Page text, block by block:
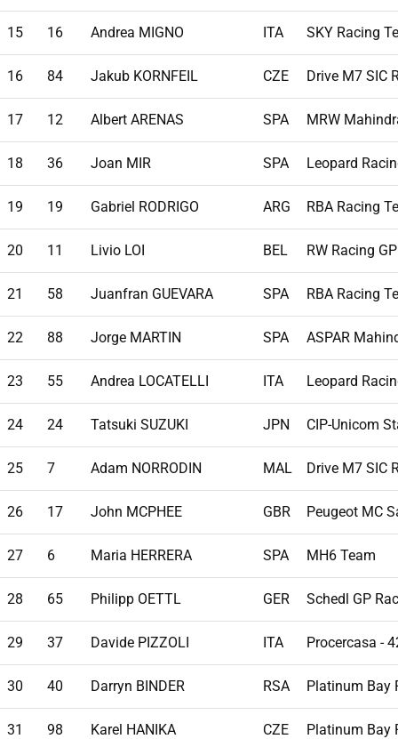
15 16 Andrea MIGNO ITA SKY Racing
16 84 Jakub KORNFEIL CZE Drive M7 SIC
17 12 Albert ARENAS SPA MRW
18 36 Joan MIR SPA Leopard
19 19 Gabriel RODRIGO ARG RBA Racing
20 11 Livio LOI BEL RW Racing
21 58 Juanfran GUEVARA SPA RBA Racing
22 88 Jorge MARTIN SPA ASPAR
23 55 Andrea LOCATELLI ITA Leopard
24 24 Tatsuki SUZUKI JPN CIP-Unicom
25 7 Adam NORRODIN MAL Drive M7 SIC
26 17 John MCPHEE GBR Peugeot MC
27 6 Maria HERRERA SPA MH6 Team
28 65 Philipp OETTL GER Schedl GP
29 37 Davide PIZZOLI ITA Procercasa -
30 40 Darryn BINDER RSA Platinum Bay
31 98 Karel HANIKA CZE Platinum Bay